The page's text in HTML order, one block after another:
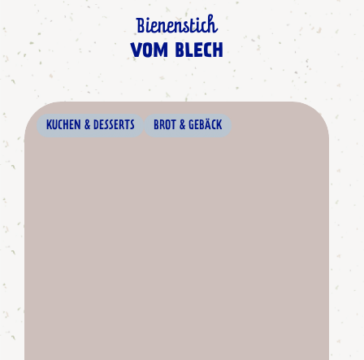
Bienenstich
VOM BLECH
KUCHEN & DESSERTS BROT & GEBÄCK